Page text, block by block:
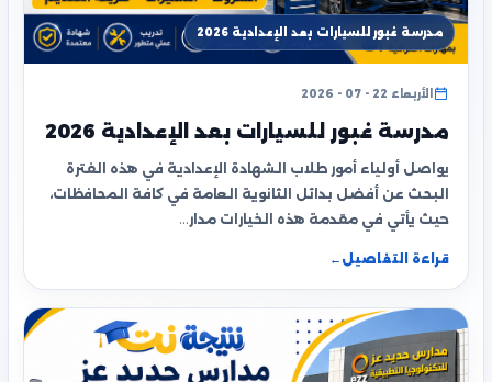
مدرسة غبور للسيارات بعد الإعدادية 2026
الأربعاء 22 - 07 - 2026
مدرسة غبور للسيارات بعد الإعدادية 2026
يواصل أولياء أمور طلاب الشهادة الإعدادية في هذه الفترة
البحث عن أفضل بدائل الثانوية العامة في كافة المحافظات،
حيث يأتي في مقدمة هذه الخيارات مدار…
قراءة التفاصيل ←